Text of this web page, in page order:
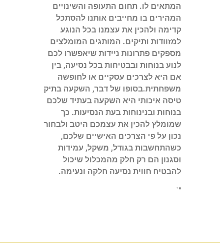
המתאים לו. תחום התעופה והשינויים
המהירים בו מחייבים אותנו להסתכל
קדימה ולהכין את עצמנו בכל הנוגע
למזוודות ותיקים. המותגים המומלצים
מספקים פתרונות ניידות שיאפשרו לכם
לנוע בנוחות ובבטיחות בכל נסיעה, בין
אם היא לצרכים עסקיים או לחופשה
משפחתית.בסופו של דבר, השקעה בתיק
טיסה איכותי היא השקעה בעתיד שלכם
בנוחות ובנינוחות בעת הנסיעות. כך
שמומלץ להכין את עצמכם היטב ולבחור
נכון על פי הצרכים האישיים שלכם,
כשהתחשבות בגודל, משקל, עמידות
וסגנון הם רק חלק מהמכלול שיכול
להבטיח חווית נסיעה חלקה ונעימה.
"`